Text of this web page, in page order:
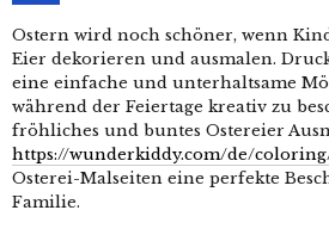
Ostern wird noch schöner, wenn
Eier dekorieren und ausmalen.
eine einfache und unterhaltsame
während der Feiertage kreativ zu
fröhliches und buntes Ostereier
https://wunderkiddy.com/de/
Osterei-Malseiten eine perfekte
Familie.